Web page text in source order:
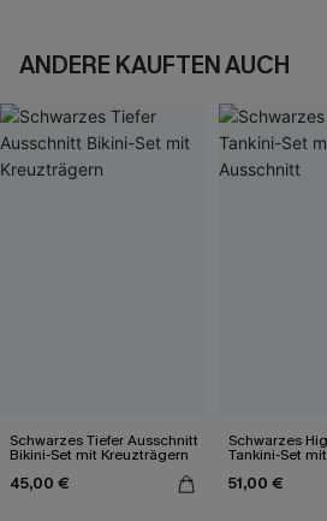
ANDERE KAUFTEN AUCH
Schwarzes Tiefer Ausschnitt
Bikini-Set mit Kreuzträgern
45,00 €
Schwarzes
Tankini-Set
51,00 €